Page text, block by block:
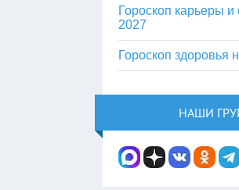
Гороскоп карьеры
2027
Гороскоп здоровья
НАШИ